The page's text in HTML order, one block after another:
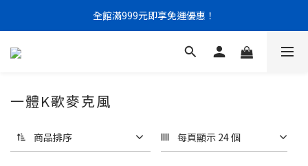
門市限定｜現金結帳不限金額 95 折
全館滿999元即享免運優惠！
門市限定｜現金結帳不限金額 95 折
一體K歌麥克風
商品排序 每頁顯示 24 個